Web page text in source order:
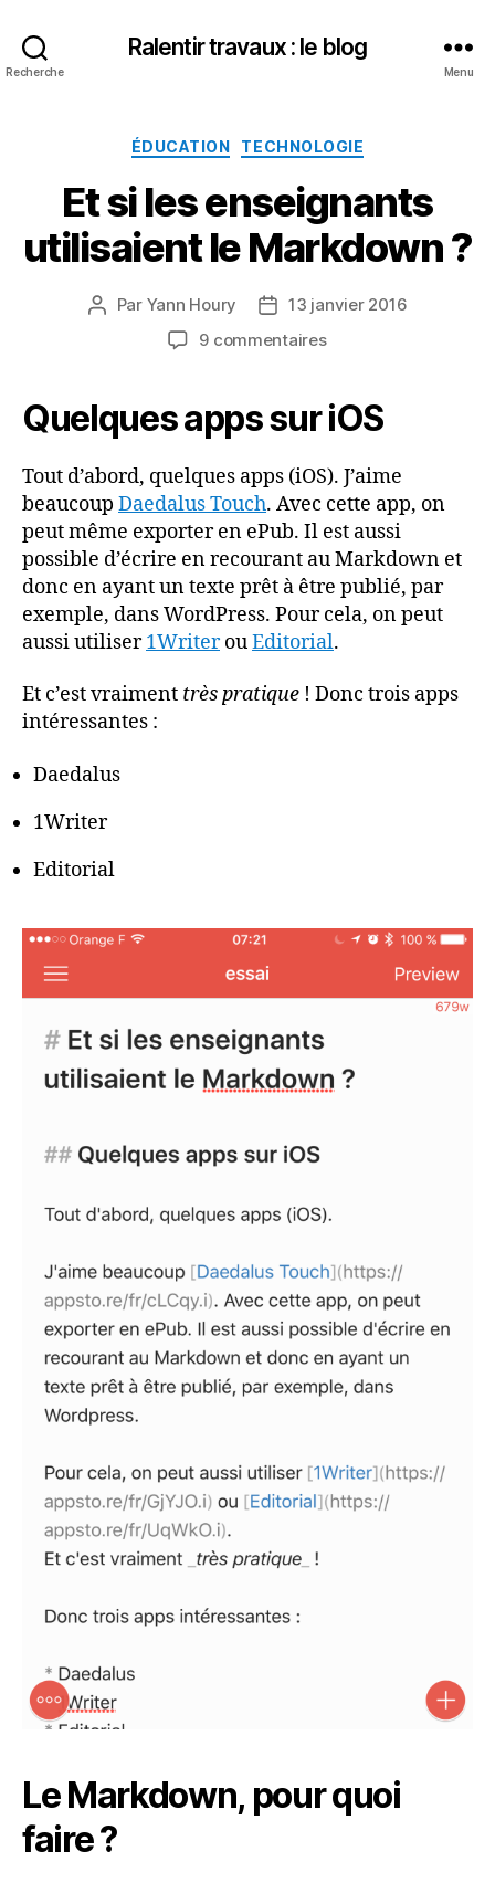
Recherche
Ralentir travaux : le blog
Menu
Catégories
ÉDUCATION TECHNOLOGIE
Et si les enseignants
utilisaient le Markdown ?
Auteur
Par Yann Houry
Date13 janvier 2016
9 commentairessur
les
enseignants
le
Markdown
?
Quelques apps sur iOS
Tout d’abord, quelques apps (iOS). J’aime
beaucoup Daedalus Touch. Avec cette app, on
peut même exporter en ePub. Il est aussi
possible d’écrire en recourant au Markdown et
donc en ayant un texte prêt à être publié, par
exemple, dans WordPress. Pour cela, on peut
aussi utiliser1WriterouEditorial.
Et c’est vraiment très pratique ! Donc trois apps
intéressantes :
Daedalus
1Writer
Editorial
Le Markdown, pour quoi
faire ?